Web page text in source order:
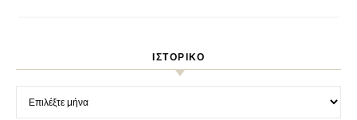
ΙΣΤΟΡΙΚΌ
Ιστορικό